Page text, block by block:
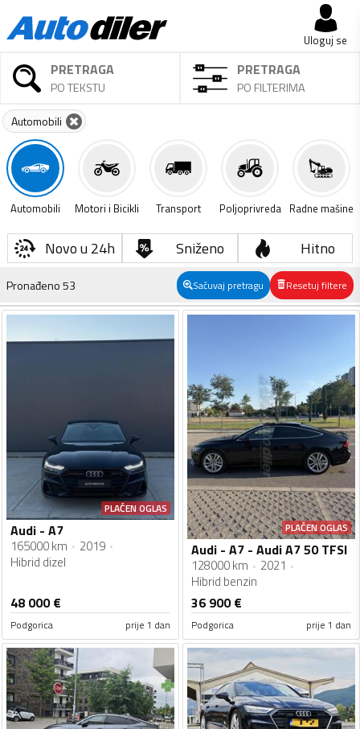
Uloguj se
PRETRAGA
PO TEKSTU
PRETRAGA
PO FILTERIMA
Automobili
Automobili Motori i Bicikli Transport Poljoprivreda Radne mašine
Novo u 24h Sniženo Hitno
Pronađeno53 Sačuvaj pretragu Resetuj filtere
PLAĆEN OGLAS
Audi - A7
165000 km
2019
Hibrid dizel
48 000€
Podgorica prije 1 dan
PLAĆEN OGLAS
Audi - A7 - Audi A7 50 TFSI
128000 km
2021
Hibrid benzin
36 900€
Podgorica prije 1 dan